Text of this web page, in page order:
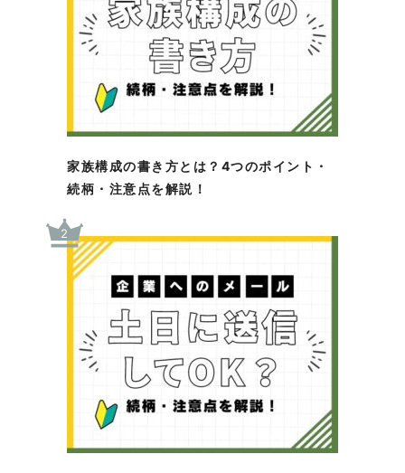
家族構成の書き方とは？4つのポイント・
続柄・注意点を解説！
2